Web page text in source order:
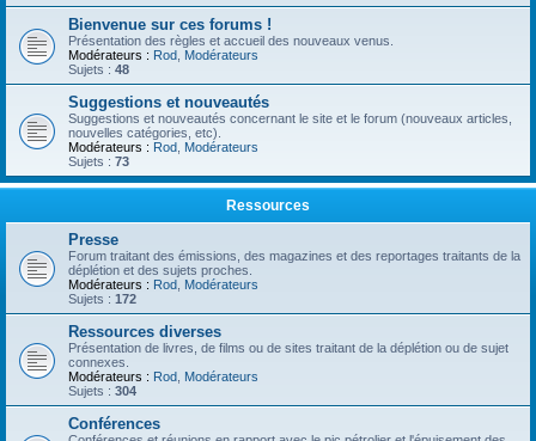
Bienvenue sur ces forums !
Présentation des règles et accueil des nouveaux venus.
Modérateurs : Rod Modérateurs
Sujets : 48
Suggestions et nouveautés
Suggestions et nouveautés concernant le site et le forum (nouveaux articles,
nouvelles catégories, etc).
Modérateurs : Rod Modérateurs
Sujets : 73
Ressources
Presse
Forum traitant des émissions, des magazines et des reportages traitants de la
déplétion et des sujets proches.
Modérateurs : Rod Modérateurs
Sujets : 172
Ressources diverses
Présentation de livres, de films ou de sites traitant de la déplétion ou de sujet
connexes.
Modérateurs : Rod Modérateurs
Sujets : 304
Conférences